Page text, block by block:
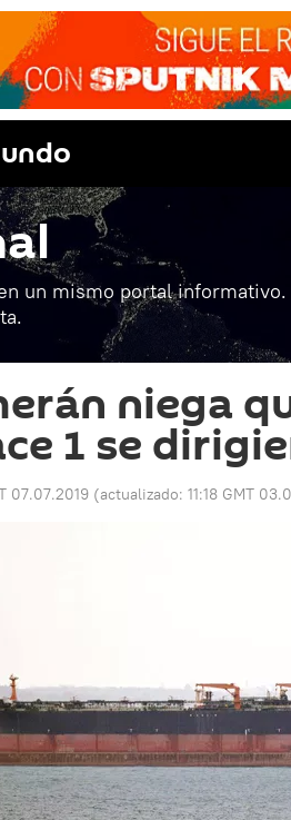
un mismo portal
niega
1 se
07.07.2019 (actualizado: 11:18 GMT